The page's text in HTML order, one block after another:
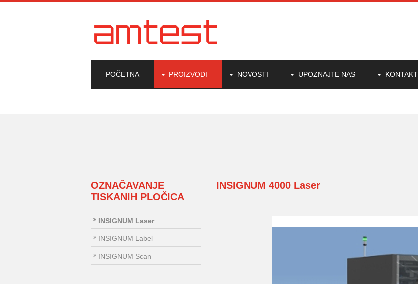
POČETNA PROIZVODI NOVOSTI UPOZNAJTE NAS KONTAKT
OZNAČAVANJE
TISKANIH PLOČICA
INSIGNUM Laser
INSIGNUM Label
INSIGNUM Scan
INSIGNUM 4000 Laser